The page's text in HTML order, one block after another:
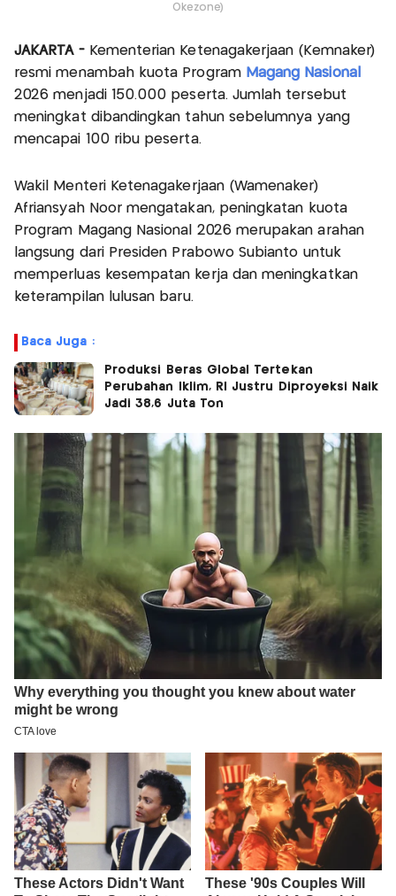
Okezone)
JAKARTA -Kementerian Ketenagakerjaan (Kemnaker)
resmi menambah kuota Program Magang Nasional
2026 menjadi 150.000 peserta. Jumlah tersebut
meningkat dibandingkan tahun sebelumnya yang
mencapai 100 ribu peserta.
Wakil Menteri Ketenagakerjaan (Wamenaker)
Afriansyah Noor mengatakan, peningkatan kuota
Program Magang Nasional 2026 merupakan arahan
langsung dari Presiden Prabowo Subianto untuk
memperluas kesempatan kerja dan meningkatkan
keterampilan lulusan baru.
Baca Juga :
Produksi Beras Global Tertekan
Perubahan Iklim, RI Justru Diproyeksi Naik
Jadi 38,6 Juta Ton